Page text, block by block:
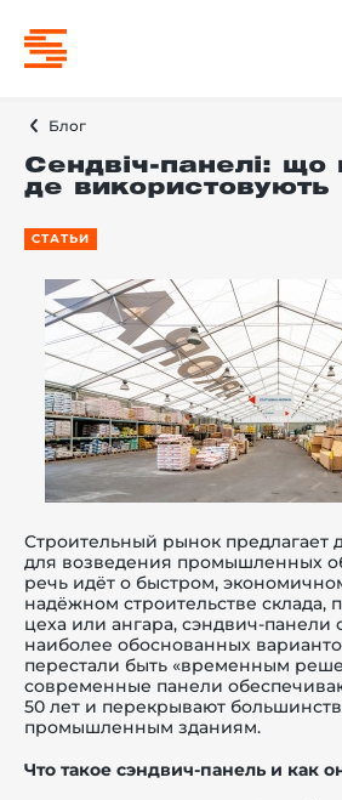
Блог
Сендвіч-панелі: що
де використовують
СТАТЬИ
Строительный рынок предлагает
для возведения промышленных
речь идёт о быстром,
надёжном строительстве склада,
цеха или ангара, сэндвич-панели
наиболее обоснованных
перестали быть «временным
современные панели
50 лет и перекрывают
промышленным зданиям.
Что такое сэндвич-панель и как